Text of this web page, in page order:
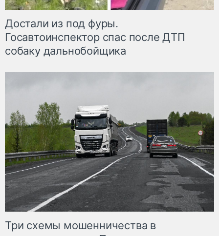
Достали из под фуры.
Госавтоинспектор спас после ДТП
собаку дальнобойщика
Три схемы мошенничества в